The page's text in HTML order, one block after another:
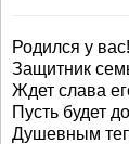
Родился у
Защитник
Ждет слава
Пусть будет
Душевным